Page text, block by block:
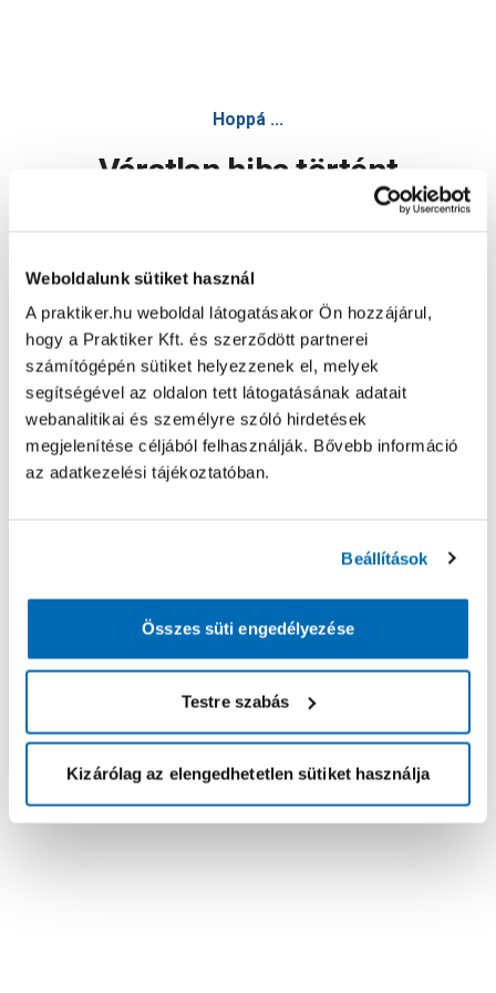
Weboldalunk sütiket használ
A praktiker.hu weboldal látogatásakor Ön hozzájárul,
hogy a Praktiker Kft. és szerződött partnerei
számítógépén sütiket helyezzenek el, melyek
segítségével az oldalon tett látogatásának adatait
webanalitikai és személyre szóló hirdetések
megjelenítése céljából felhasználják. Bővebb információ
az adatkezelési tájékoztatóban.
Beállítások
Összes süti engedélyezése
Testre szabás
Kizárólag az elengedhetetlen sütiket használja
Hoppá ...
Váratlan hiba történt
Oldal újratöltése